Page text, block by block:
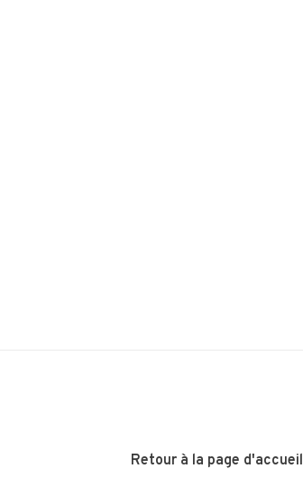
Retour à la page d'accueil